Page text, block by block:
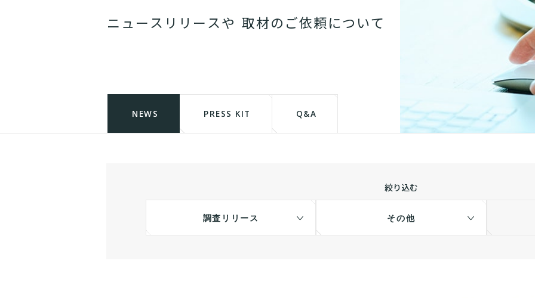
ニ ュ ース リ リ ースや 取材の ご依頼につ いて
NEWS PRESS KIT Q&A
絞り込む
調査リリース その他